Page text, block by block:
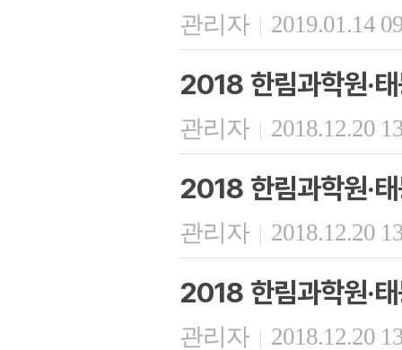
관리자 | 2019.01.14
2018 한림과학원·
관리자 | 2018.12.20
2018 한림과학원·
관리자 | 2018.12.20
2018 한림과학원·
관리자 | 2018.12.20